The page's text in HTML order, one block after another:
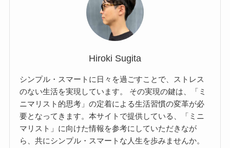
Hiroki Sugita
シンプル・スマートに日々を過ごすことで、ストレス
のない生活を実現しています。 その実現の鍵は、「ミ
ニマリスト的思考」の定着による生活習慣の変革が必
要となってきます。本サイトで提供している、「ミニ
マリスト」に向けた情報を参考にしていただきなが
ら、共にシンプル・スマートな人生を歩みませんか。